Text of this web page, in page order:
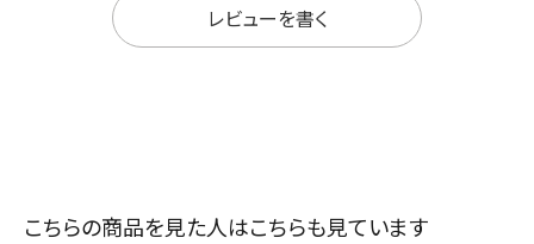
レビューを書く
こちらの商品を見た人はこちらも見ています